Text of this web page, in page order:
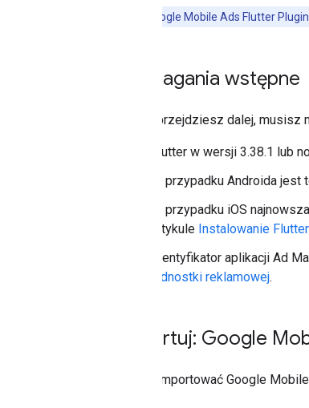
Google Mobile Ads Flutter Plugin
Wymagania wstępne
Zanim przejdziesz dalej, musisz
Flutter w wersji 3.38.1 lub
W przypadku Androida
W przypadku iOS
artykule Instalowanie
Identyfikator aplikacji Ad
jednostki reklamowej.
Importuj: Google
Aby zaimportować Google